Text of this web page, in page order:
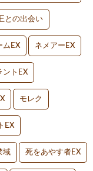
との出会い
ムEX ネメアーEX
ントEX
モレク
EX
域 死をあやす者EX